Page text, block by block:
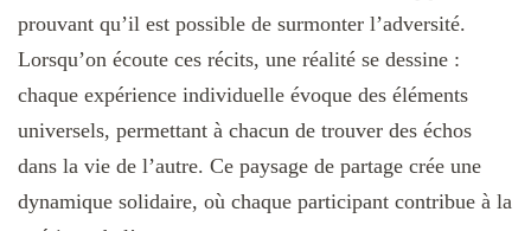
prouvant qu’il est possible de surmonter l’adversité.
Lorsqu’on écoute ces récits, une réalité se dessine :
chaque expérience individuelle évoque des éléments
universels, permettant à chacun de trouver des échos
dans la vie de l’autre. Ce paysage de partage crée une
dynamique solidaire, où chaque participant contribue à la